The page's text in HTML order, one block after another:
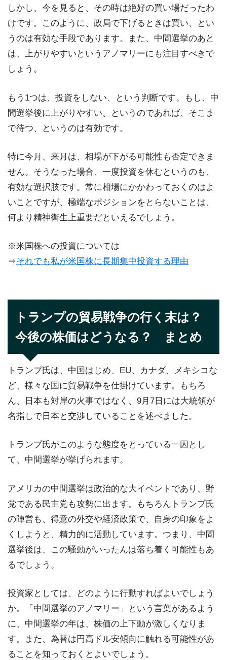
しかし、今を見ると、その時は絶好の買い場だったわ
けです。このように、政局で下げるときは買い、とい
うのは有効な手段であります。また、中間選挙のあと
は、上がりやすいというアノマリーにも注目すべきで
しょう。
もう1つは、投資をしない、という判断です。もし、中
間選挙後に上がりやすい、というのであれば、そこま
で待つ、というのは有効です。
特に今月、来月は、相場が下がる可能性も否定できま
せん。そうなった場合、一度投資を休むというのも、
有効な選択肢です。常に相場にかかわっておくのはよ
いことですが、極端なポジションをとらないことは、
何より精神衛生上重要だといえるでしょう。
※米国株への投資については
⇒それでも私が米国株に長期集中投資する理由
トランプの貿易戦争の行く末は？
今後の株価はどうなる？ まとめ
トランプ氏は、中国はじめ、EU、カナダ、メキシコな
ど、様々な国に貿易戦争を仕掛けています。もちろ
ん、日本も対岸の火事ではなく、9月7日には大統領が
名指しで日本と交渉していることを述べました。
トランプ氏がこのような態度をとっている一因とし
て、中間選挙が挙げられます。
アメリカの中間選挙は政治的な大イベントであり、野
党である民主党も攻勢に出ます。もちろんトランプ氏
の陣営も、得意の外交や経済政策で、自身の印象をよ
くしようと、精力的に活動しています。つまり、中間
選挙後は、この騒動がいったんは落ち着く可能性もあ
るでしょう。
投資家としては、どのように行動すればよいでしょう
か。「中間選挙のアノマリー」という言葉があるよう
に、中間選挙の年は、株価の上下動が激しくなりま
す。また、為替は円高ドル安傾向に触れる可能性があ
ることを知っておくとよいでしょう。